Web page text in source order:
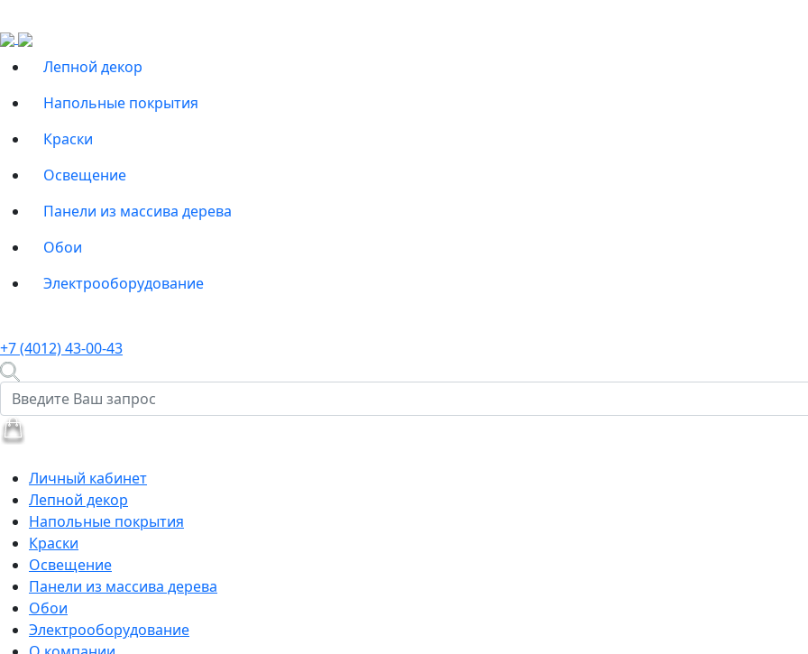
Лепной декор
Напольные покрытия
Краски
Освещение
Панели из массива дерева
Обои
Электрооборудование
+7 (4012) 43-00-43
Личный кабинет
Лепной декор
Напольные покрытия
Краски
Освещение
Панели из массива дерева
Обои
Электрооборудование